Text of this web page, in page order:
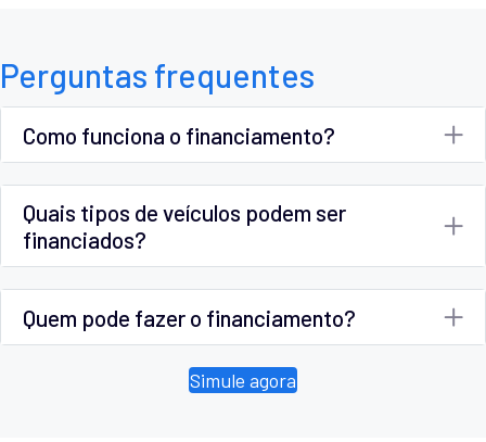
Perguntas frequentes
Como funciona o financiamento?
Quais tipos de veículos podem ser
financiados?
Quem pode fazer o financiamento?
Simule agora